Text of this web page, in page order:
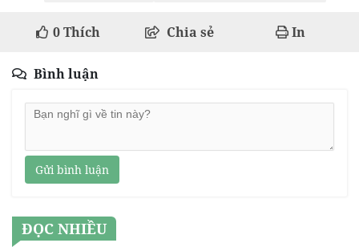
0Thích Chia sẻ In
Bình luận
Gửi bình luận
ĐỌC NHIỀU